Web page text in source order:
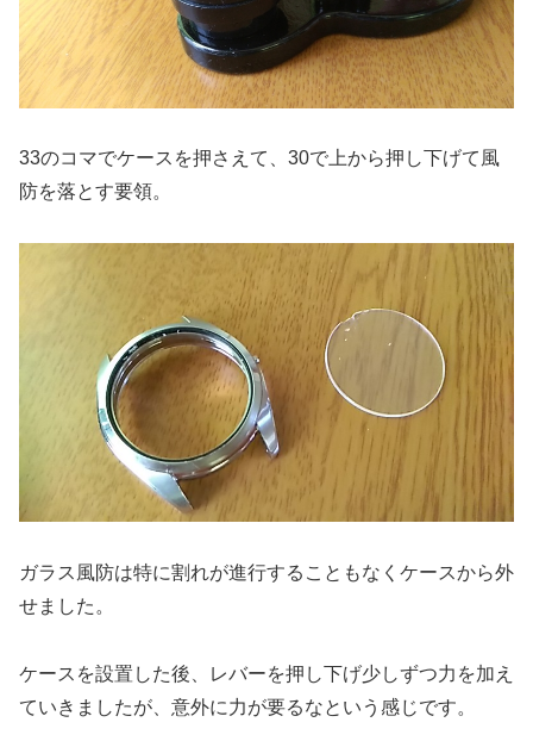
33のコマでケースを押さえて、30で上から押し下げて風
防を落とす要領。
ガラス風防は特に割れが進行することもなくケースから外
せました。
ケースを設置した後、レバーを押し下げ少しずつ力を加え
ていきましたが、意外に力が要るなという感じです。